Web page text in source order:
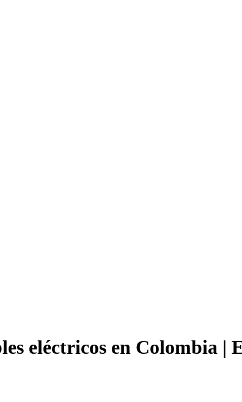
eléctricos en Colombia |